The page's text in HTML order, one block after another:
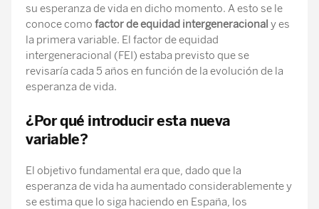
su esperanza de vida en dicho momento. A esto se le
conoce como factor de equidad intergeneracional y es
la primera variable. El factor de equidad
intergeneracional (FEI) estaba previsto que se
revisaría cada 5 años en función de la evolución de la
esperanza de vida.
¿Por qué introducir esta nueva
variable?
El objetivo fundamental era que, dado que la
esperanza de vida ha aumentado considerablemente y
se estima que lo siga haciendo en España, los